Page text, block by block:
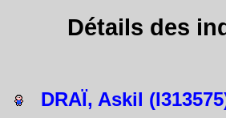
Détails des
DRAÏ, Askil